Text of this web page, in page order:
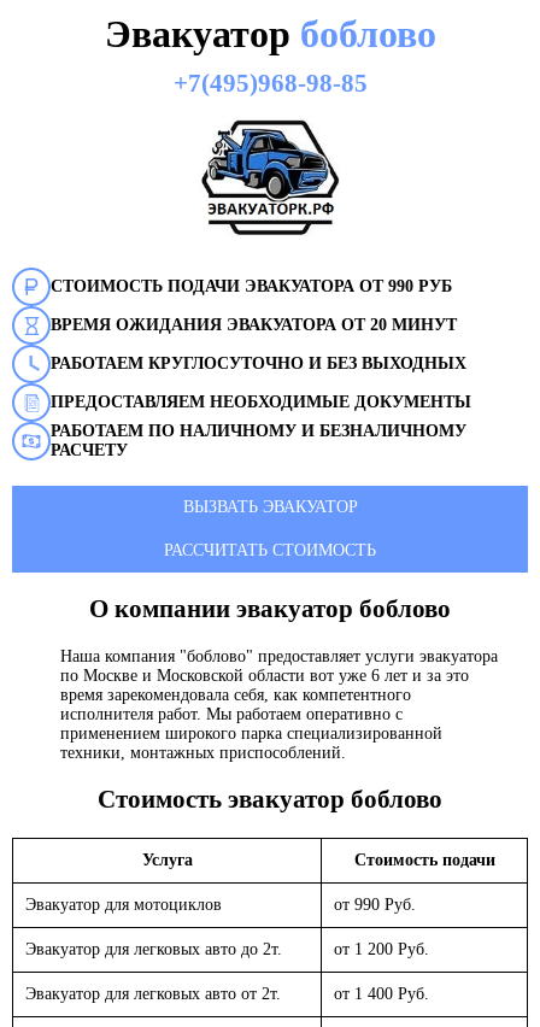
Эвакуатор боблово
+7(495)968-98-85
СТОИМОСТЬ ПОДАЧИ ЭВАКУАТОРА ОТ 990 РУБ
ВРЕМЯ ОЖИДАНИЯ ЭВАКУАТОРА ОТ 20 МИНУТ
РАБОТАЕМ КРУГЛОСУТОЧНО И БЕЗ ВЫХОДНЫХ
ПРЕДОСТАВЛЯЕМ НЕОБХОДИМЫЕ ДОКУМЕНТЫ
РАБОТАЕМ ПО НАЛИЧНОМУ И БЕЗНАЛИЧНОМУ
РАСЧЕТУ
ВЫЗВАТЬ ЭВАКУАТОР
РАССЧИТАТЬ СТОИМОСТЬ
О компании эвакуатор боблово
Наша компания "боблово" предоставляет услуги эвакуатора
по Москве и Московской области вот уже 6 лет и за это
время зарекомендовала себя, как компетентного
исполнителя работ. Мы работаем оперативно с
применением широкого парка специализированной
техники, монтажных приспособлений.
Стоимость эвакуатор боблово
Услуга Стоимость подачи
Эвакуатор для мотоциклов от 990 Руб.
Эвакуатор для легковых авто до 2т. от 1 200 Руб.
Эвакуатор для легковых авто от 2т. от 1 400 Руб.